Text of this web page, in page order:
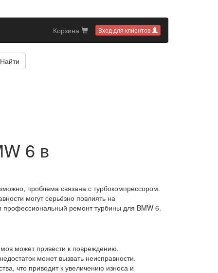
Вход для клиентов
Корзина
Найти
6 в
проблема связана с турбокомпрессором.
могут серьёзно повлиять на
профессиональный ремонт турбины для BMW 6.
может привести к повреждению.
может вызвать неисправности.
что приводит к увеличению износа и